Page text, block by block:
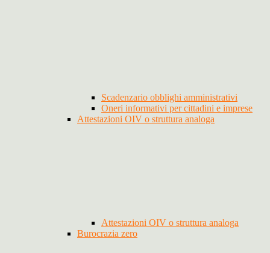
Scadenzario obblighi amministrativi
Oneri informativi per cittadini e imprese
Attestazioni OIV o struttura analoga
Attestazioni OIV o struttura analoga
Burocrazia zero